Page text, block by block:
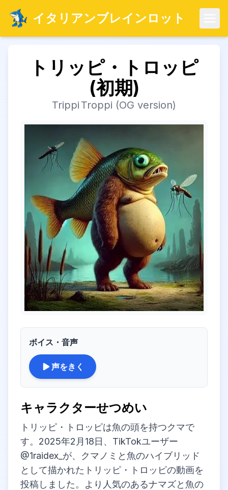
イタリアンブレインロット
トリッピ・トロッピ
(初期)
Trippi Troppi (OG version)
ボイス・音声
声をきく
キャラクターせつめい
トリッピ・トロッピは魚の頭を持つクマで
す。2025年2月18日、TikTokユーザー
@1raidex_が、クマノミと魚のハイブリッド
として描かれた トリッピ・トロッピの動画を
投稿しました。より人気のあるナマズと魚の